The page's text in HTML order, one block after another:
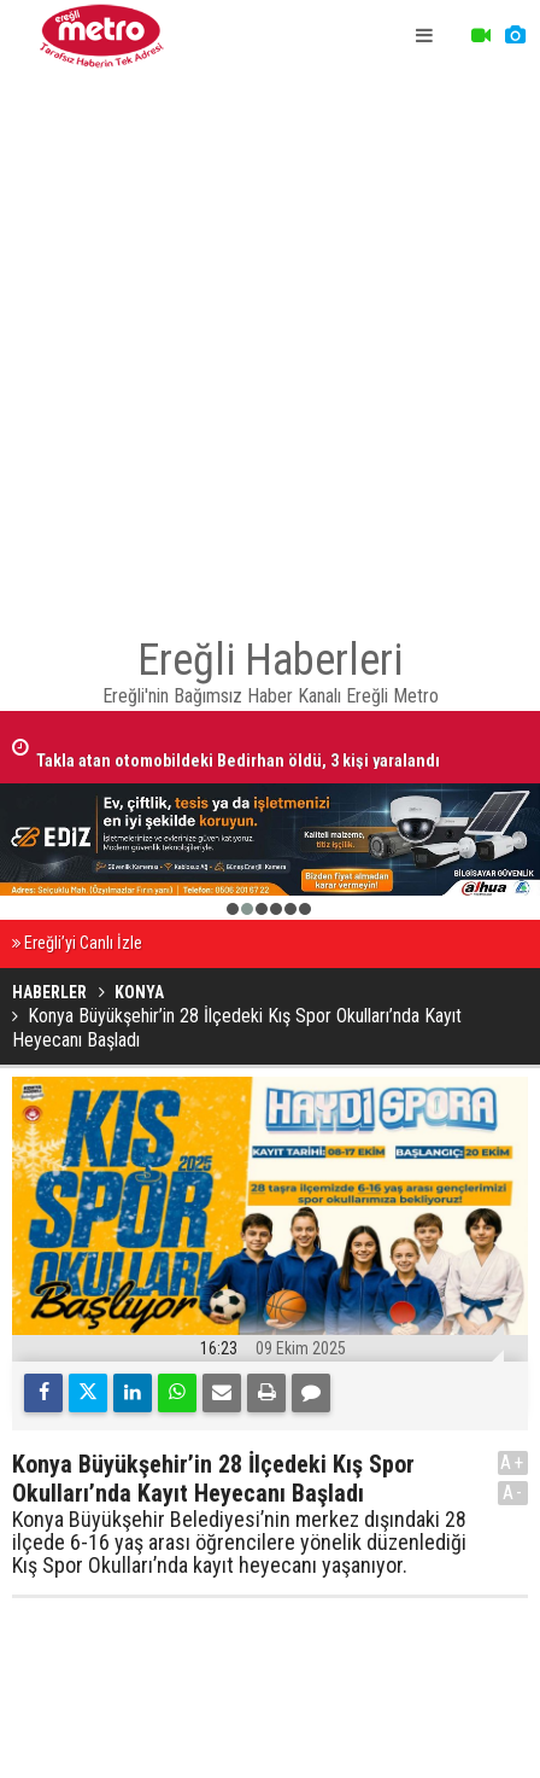
Ereğli Haberleri
Ereğli'nin Bağımsız Haber Kanalı Ereğli Metro
2 3 4 5 6
Ereğli’yi Canlı İzle
HABERLER KONYA
Konya Büyükşehir’in 28 İlçedeki Kış Spor Okulları’nda Kayıt
Heyecanı Başladı
16:23 09 Ekim 2025
Konya Büyükşehir’in 28 İlçedeki Kış Spor
Okulları’nda Kayıt Heyecanı Başladı
Konya Büyükşehir Belediyesi’nin merkez dışındaki 28
ilçede 6-16 yaş arası öğrencilere yönelik düzenlediği
Kış Spor Okulları’nda kayıt heyecanı yaşanıyor.
A+
A-